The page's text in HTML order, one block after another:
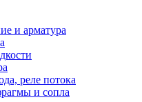
и арматура
реле потока
и сопла